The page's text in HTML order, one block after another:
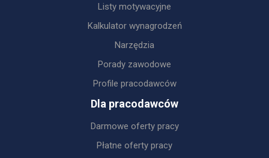
Listy motywacyjne
Kalkulator wynagrodzeń
Narzędzia
Porady zawodowe
Profile pracodawców
Dla pracodawców
Darmowe oferty pracy
Płatne oferty pracy